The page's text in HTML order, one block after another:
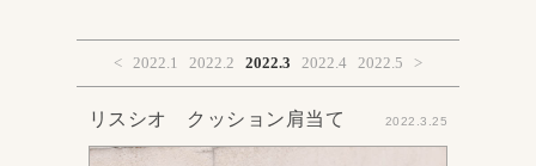
< 2022.1 2022.2 2022.3 2022.4 2022.5 >
リスシオ クッション肩当て 2022.3.25